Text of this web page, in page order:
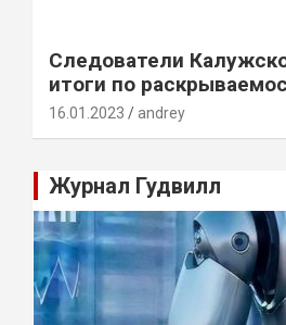
Следователи
итоги по
16.01.2023 andrey
Журнал Гудвилл